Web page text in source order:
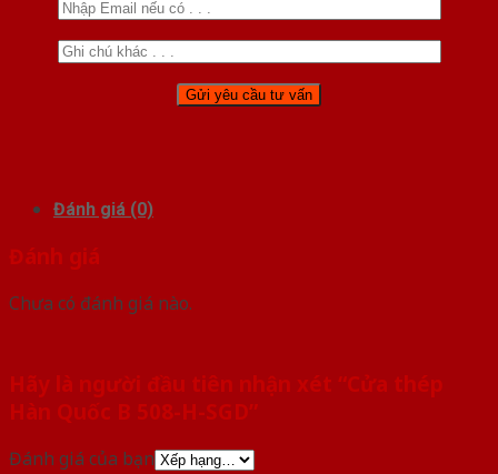
Đánh giá (0)
Đánh giá
Chưa có đánh giá nào.
Hãy là người đầu tiên nhận xét “Cửa thép
Hàn Quốc B 508-H-SGD”
Đánh giá của bạn